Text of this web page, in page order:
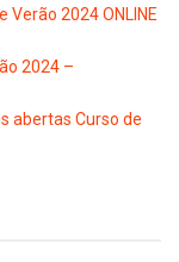
Verão 2024 ONLINE
2024 –
abertas Curso de